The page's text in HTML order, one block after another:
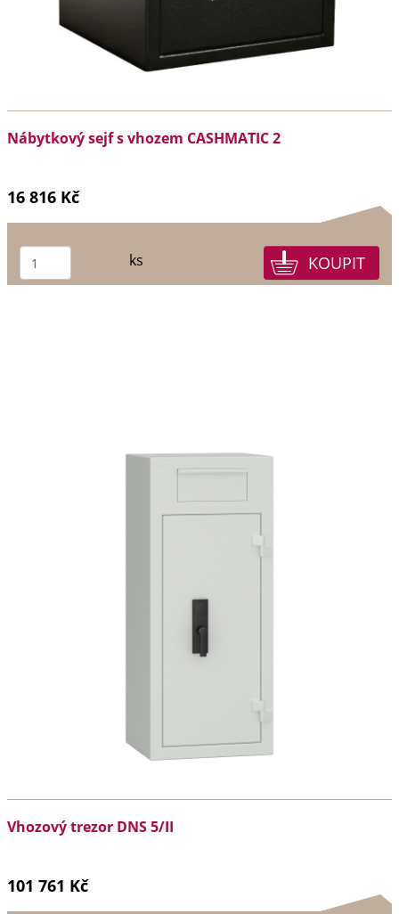
Nábytkový sejf s vhozem CASHMATIC 2
16 816 Kč
ks
Vhozový trezor DNS 5/II
101 761 Kč